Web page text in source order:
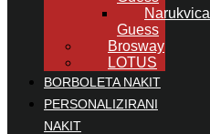
Narukvica
Guess
Brosway
LOTUS
BORBOLETA NAKIT
PERSONALIZIRANI
NAKIT